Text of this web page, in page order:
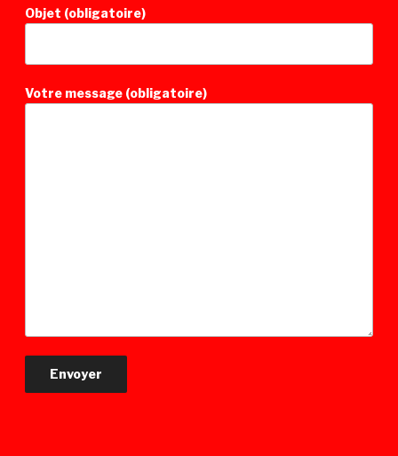
Objet (obligatoire)
Votre message (obligatoire)